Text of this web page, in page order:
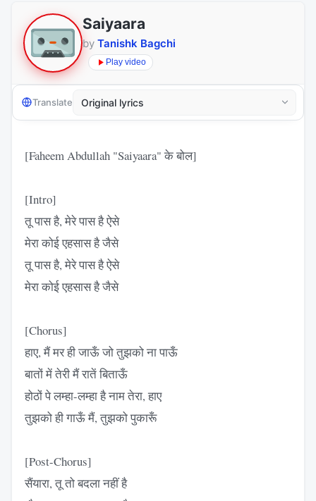
Saiyaara
by Tanishk Bagchi
Play video
Translate
[Faheem Abdullah "Saiyaara" के बोल]
[Intro]
तू पास है, मेरे पास है ऐसे
मेरा कोई एहसास है जैसे
तू पास है, मेरे पास है ऐसे
मेरा कोई एहसास है जैसे
[Chorus]
हाए, मैं मर ही जाऊँ जो तुझको ना पाऊँ
बातों में तेरी मैं रातें बिताऊँ
होठों पे लम्हा-लम्हा है नाम तेरा, हाए
तुझको ही गाऊँ मैं, तुझको पुकारूँ
[Post-Chorus]
सैंयारा, तू तो बदला नहीं है